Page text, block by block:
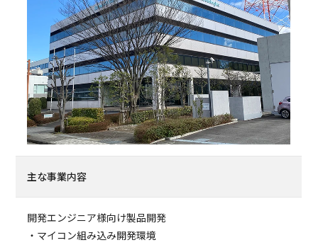
主な事業内容
開発エンジニア様向け製品開発
・マイコン組み込み開発環境